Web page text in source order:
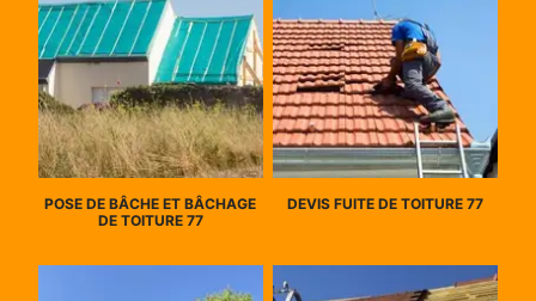
POSE DE BÂCHE ET BÂCHAGE
DE TOITURE 77
DEVIS FUITE DE TOITURE 77